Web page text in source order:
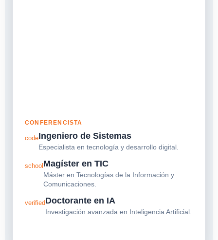
CONFERENCISTA
codeIngeniero de Sistemas
Especialista en tecnología y desarrollo digital.
school Magíster en TIC
Máster en Tecnologías de la Información y
Comunicaciones.
verifiedDoctorante en IA
Investigación avanzada en Inteligencia Artificial.